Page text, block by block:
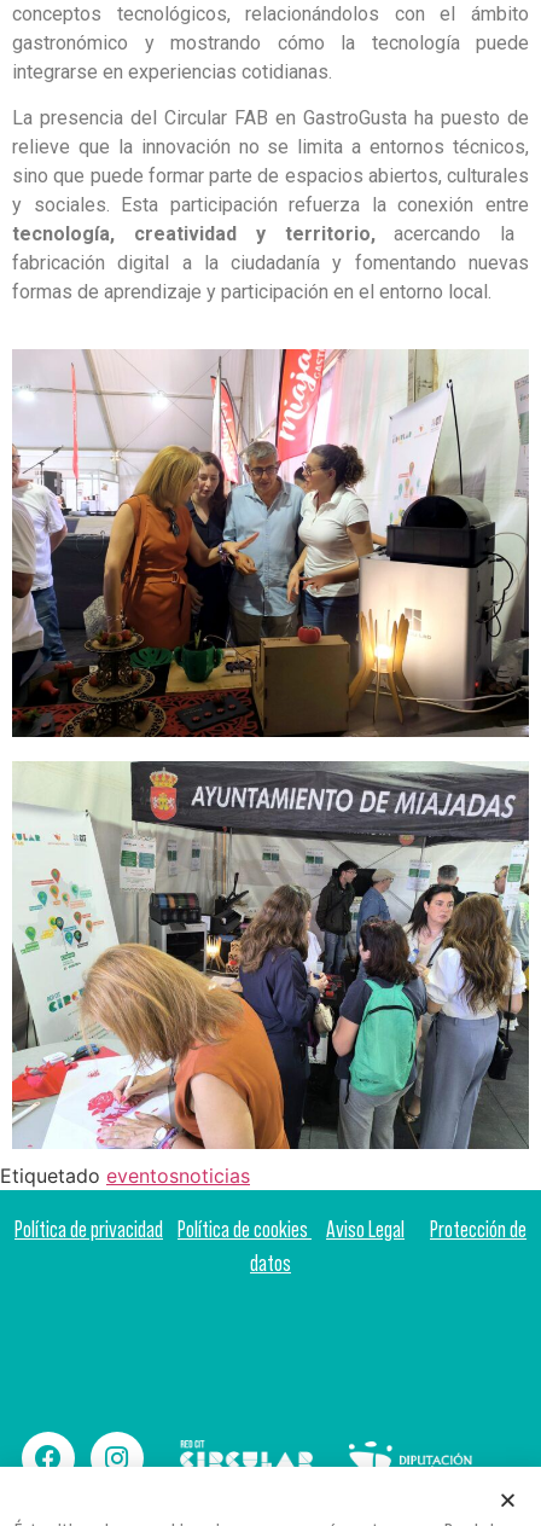
conceptos tecnológicos, relacionándolos con el ámbito
gastronómico y mostrando cómo la tecnología puede
integrarse en experiencias cotidianas.
La presencia del Circular FAB en GastroGusta ha puesto de
relieve que la innovación no se limita a entornos técnicos,
sino que puede formar parte de espacios abiertos, culturales
y sociales. Esta participación refuerza la conexión entre
tecnología, creatividad y territorio,acercando la
fabricación digital a la ciudadanía y fomentando nuevas
formas de aprendizaje y participación en el entorno local.
Etiquetado eventosnoticias
Política de privacidad Política de cookies Aviso Legal
Protección de
datos